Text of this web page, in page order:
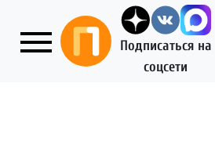
Подписаться на
соцсети
Сервис
Центр Экспертной поддержки